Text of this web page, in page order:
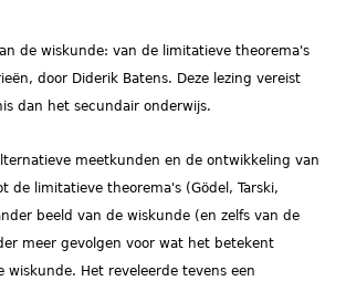
de wiskunde: van de limitatieve theorema's
door Diderik Batens. Deze lezing vereist
dan het secundair onderwijs.
meetkunden en de ontwikkeling van
de limitatieve theorema's (Gödel, Tarski,
beeld van de wiskunde (en zelfs van de
meer gevolgen voor wat het betekent
wiskunde. Het reveleerde tevens een